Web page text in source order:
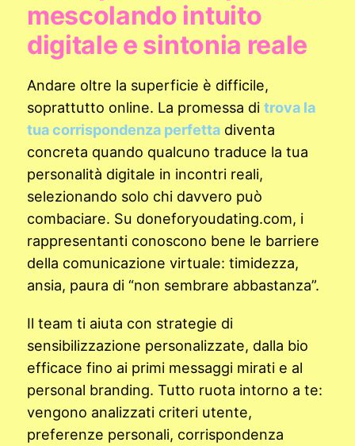
mescolando intuito
digitale e sintonia reale
Andare oltre la superficie è difficile,
soprattutto online. La promessa di trova la
tua corrispondenza perfetta diventa
concreta quando qualcuno traduce la tua
personalità digitale in incontri reali,
selezionando solo chi davvero può
combaciare. Su doneforyoudating.com, i
rappresentanti conoscono bene le barriere
della comunicazione virtuale: timidezza,
ansia, paura di “non sembrare abbastanza”.
Il team ti aiuta con strategie di
sensibilizzazione personalizzate, dalla bio
efficace fino ai primi messaggi mirati e al
personal branding. Tutto ruota intorno a te:
vengono analizzati criteri utente,
preferenze personali, corrispondenza